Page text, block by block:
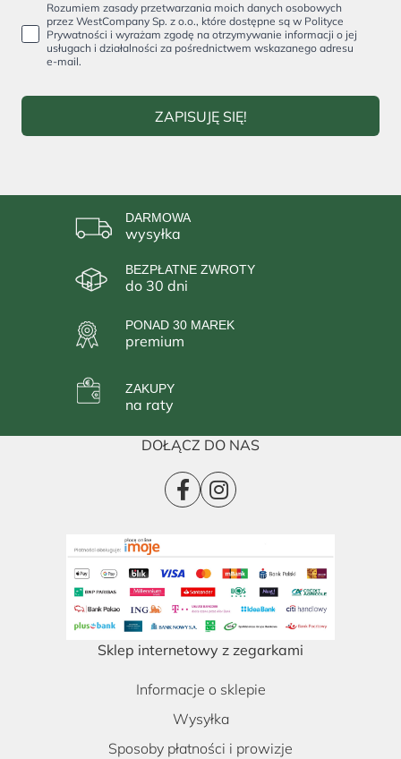
Rozumiem zasady przetwarzania moich danych osobowych
przez WestCompany Sp. z o.o., które dostępne są w Polityce
Prywatności i wyrażam zgodę na otrzymywanie informacji o jej
usługach i działalności za pośrednictwem wskazanego adresu
e-mail.
ZAPISUJĘ SIĘ!
DARMOWA
wysyłka
BEZPŁATNE ZWROTY
do 30 dni
PONAD 30 MAREK
premium
ZAKUPY
na raty
DOŁĄCZ DO NAS
Sklep internetowy z zegarkami
Informacje o sklepie
Wysyłka
Sposoby płatności i prowizje